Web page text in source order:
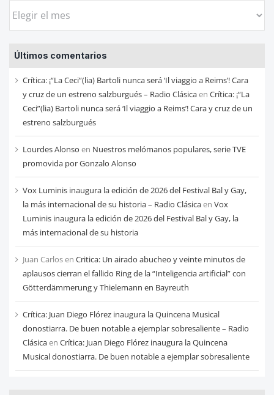
Busca
entradas
de
cada
mes
Últimos comentarios
Crítica: ¡“La Ceci”(lia) Bartoli nunca será ‘Il viaggio a Reims’! Cara
y cruz de un estreno salzburgués – Radio Clásicaen Crítica: ¡“La
Ceci”(lia) Bartoli nunca será ‘Il viaggio a Reims’! Cara y cruz de un
estreno salzburgués
Lourdes Alonso en Nuestros melómanos populares, serie TVE
promovida por Gonzalo Alonso
Vox Luminis inaugura la edición de 2026 del Festival Bal y Gay,
la más internacional de su historia – Radio Clásicaen Vox
Luminis inaugura la edición de 2026 del Festival Bal y Gay, la
más internacional de su historia
Juan Carlosen Critica: Un airado abucheo y veinte minutos de
aplausos cierran el fallido Ring de la “Inteligencia artificial” con
Götterdämmerung y Thielemann en Bayreuth
Crítica: Juan Diego Flórez inaugura la Quincena Musical
donostiarra. De buen notable a ejemplar sobresaliente – Radio
Clásicaen Crítica: Juan Diego Flórez inaugura la Quincena
Musical donostiarra. De buen notable a ejemplar sobresaliente